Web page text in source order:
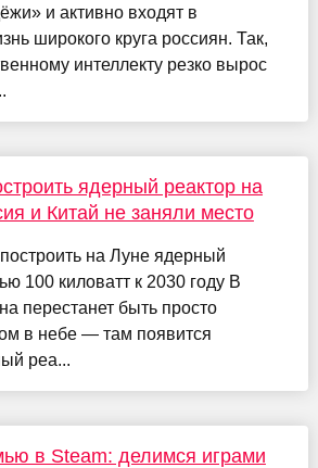
и активно входят в
широкого круга россиян. Так,
интеллекту резко вырос
ядерный реактор на
и Китай не заняли место
на Луне ядерный
100 киловатт к 2030 году В
перестанет быть просто
в небе — там появится
реа...
в Steam: делимся играми